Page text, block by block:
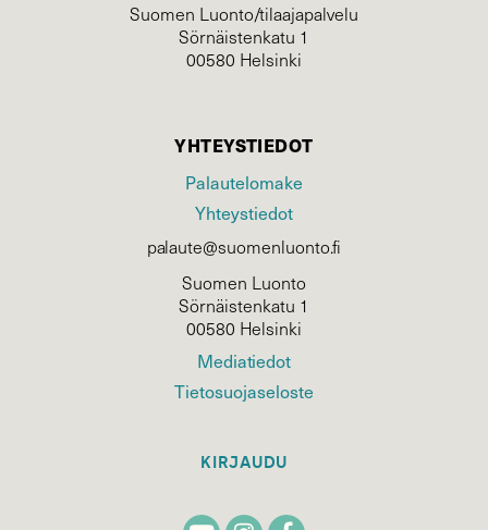
Suomen Luonto/tilaajapalvelu
Sörnäistenkatu 1
00580 Helsinki
YHTEYSTIEDOT
Palautelomake
Yhteystiedot
palaute@suomenluonto.fi
Suomen Luonto
Sörnäistenkatu 1
00580 Helsinki
Mediatiedot
Tietosuojaseloste
KIRJAUDU